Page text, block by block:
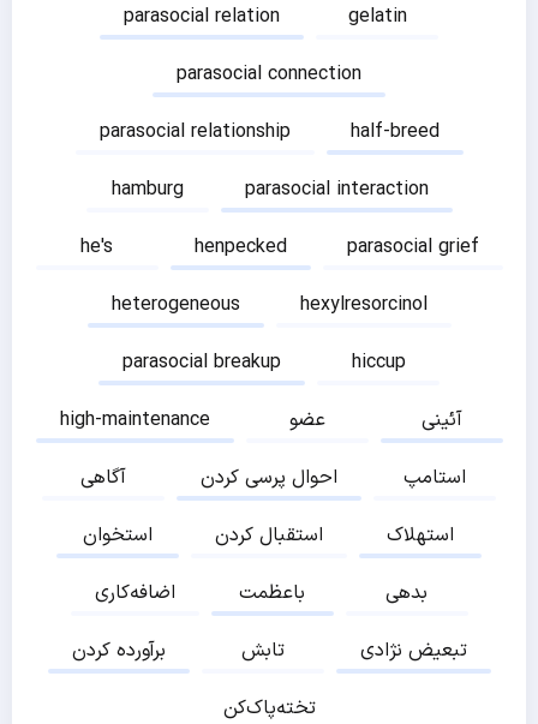
parasocial relation
gelatin
parasocial connection
parasocial relationship
half-breed
hamburg
parasocial interaction
he's
henpecked
parasocial grief
heterogeneous
hexylresorcinol
parasocial breakup
hiccup
high-maintenance
عضو
آئینی
آگاهی
احوال پرسی کردن
استامپ
استخوان
استقبال کردن
استهلاک
اضافه‌کاری
باعظمت
بدهی
برآورده کردن
تابش
تبعیض نژادی
تخته‌پاک‌کن